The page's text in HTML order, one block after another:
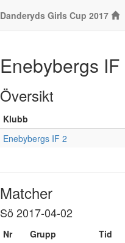
Danderyds Girls Cup 2017
Enebybergs
Översikt
Klubb
Enebybergs IF 2
Matcher
Sö 2017-04-02
Nr Grupp Tid